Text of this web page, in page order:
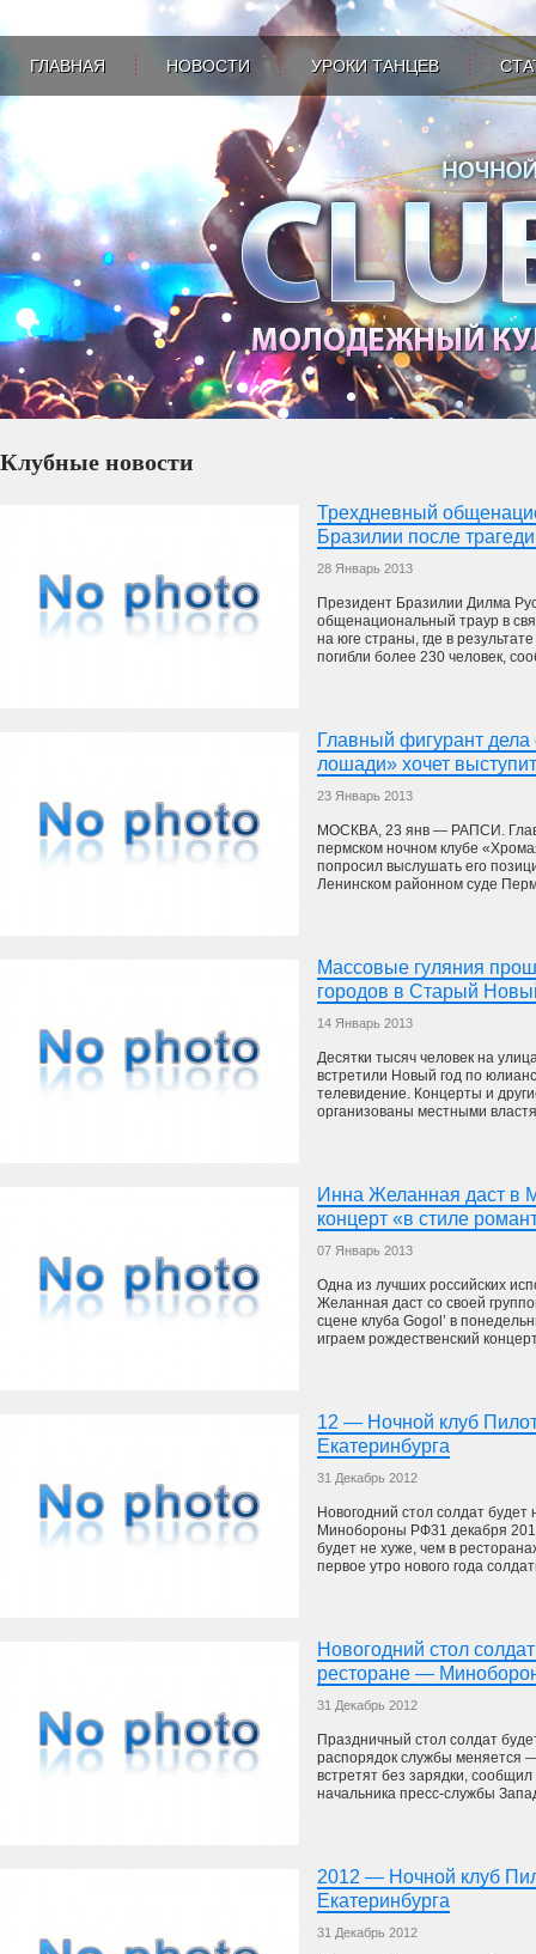
ГЛАВНАЯ НОВОСТИ УРОКИ ТАНЦЕВ
Клубные новости
Трехдневный
Бразилии после
28 Январь 2013
Президент Бразилии Дилма
общенациональный траур в
на юге страны, где в
погибли более 230 человек,
Главный фигурант
лошади» хочет
23 Январь 2013
МОСКВА, 23 янв — РАПСИ.
пермском ночном клубе
попросил выслушать его
Ленинском районном суде
Массовые гуляния
городов в Старый
14 Январь 2013
Десятки тысяч человек на
встретили Новый год по
телевидение. Концерты и
организованы местными
Инна Желанная даст в
концерт «в стиле
07 Январь 2013
Одна из лучших российских
Желанная даст со своей
сцене клуба Gogol’ в
играем рождественский
12 — Ночной клуб
Екатеринбурга
31 Декабрь 2012
Новогодний стол солдат
Минобороны РФ31 декабря
будет не хуже, чем в
первое утро нового года
Новогодний стол
ресторане —
31 Декабрь 2012
Праздничный стол солдат
распорядок службы меняется
встретят без зарядки,
начальника пресс-службы
2012 — Ночной клуб
Екатеринбурга
31 Декабрь 2012